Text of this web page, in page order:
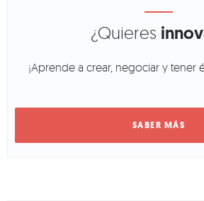
¿Quieres
¡Aprende a crear, negociar y tener